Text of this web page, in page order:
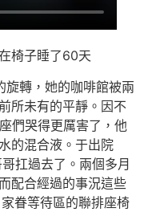
椅子睡了60天
旋轉，她的咖啡館被兩
所未有的平靜。因不
們哭得更厲害了，他
的混合液。于出院
扛過去了。兩個多月
配合經過的事況這些
眷等待區的聯排座椅